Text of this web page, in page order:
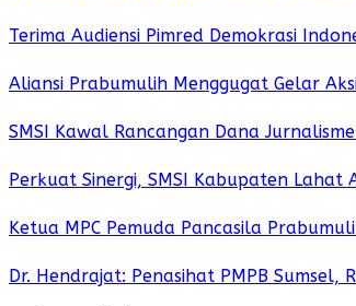
Terima Audiensi Pimred Demokrasi
Aliansi Prabumulih Menggugat Gelar
SMSI Kawal Rancangan Dana
Perkuat Sinergi, SMSI Kabupaten Lahat
Ketua MPC Pemuda Pancasila
Dr. Hendrajat: Penasihat PMPB Sumsel,